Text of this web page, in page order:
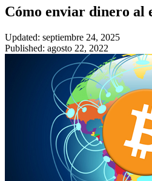
Cómo enviar dinero al
Updated: septiembre 24, 2025
Published: agosto 22, 2022